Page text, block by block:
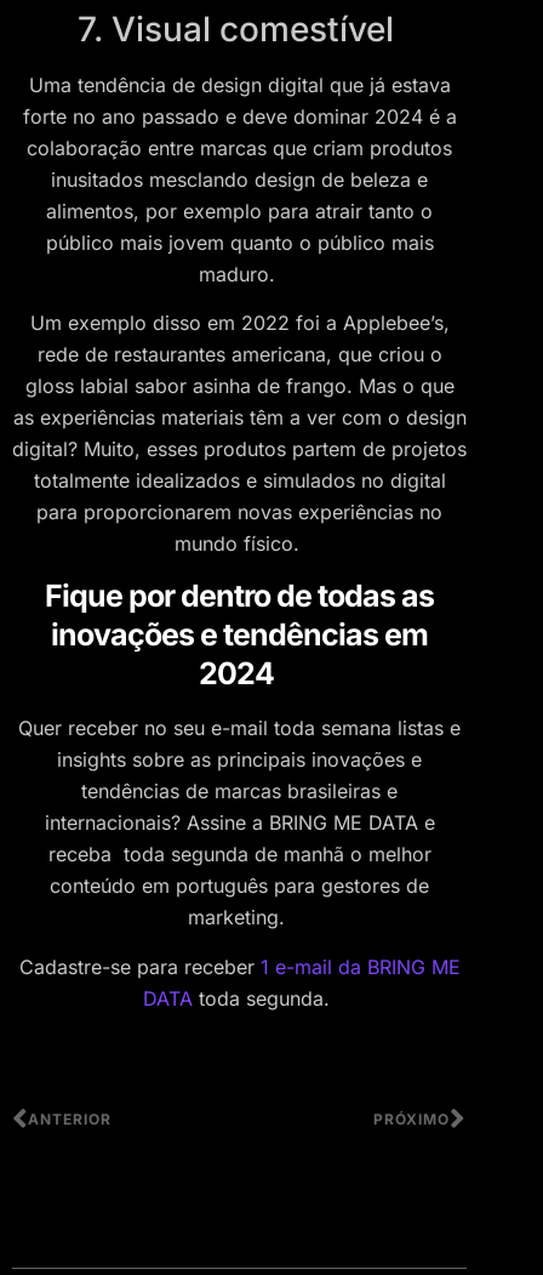
7. Visual comestível
Uma tendência de design digital que já estava
forte no ano passado e deve dominar 2024 é a
colaboração entre marcas que criam produtos
inusitados mesclando design de beleza e
alimentos, por exemplo para atrair tanto o
público mais jovem quanto o público mais
maduro.
Um exemplo disso em 2022 foi a Applebee’s,
rede de restaurantes americana, que criou o
gloss labial sabor asinha de frango. Mas o que
as experiências materiais têm a ver com o design
digital? Muito, esses produtos partem de projetos
totalmente idealizados e simulados no digital
para proporcionarem novas experiências no
mundo físico.
Fique por dentro de todas as
inovações e tendências em
2024
Quer receber no seu e-mail toda semana listas e
insights sobre as principais inovações e
tendências de marcas brasileiras e
internacionais? Assine a BRING ME DATA e
receba toda segunda de manhã o melhor
conteúdo em português para gestores de
marketing.
Cadastre-se para receber 1 e-mail da BRING ME
DATA toda segunda.
ANTERIOR PRÓXIMO